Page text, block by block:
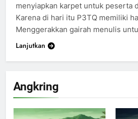
Angkring
menyiapkan karpet untuk peserta
Karena di hari itu P3TQ memiliki
Menggerakkan gairah menulis
Lanjutkan